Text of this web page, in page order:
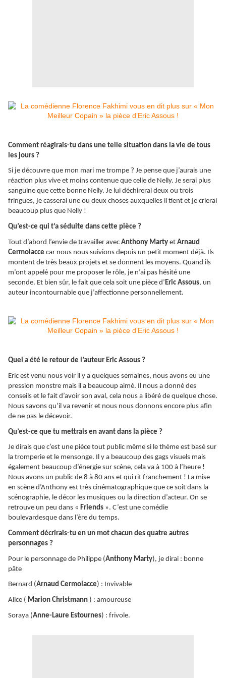
Comment réagirais-tu dans une telle situation dans la vie de tous
les jours ?
Si je découvre que mon mari me trompe ? Je pense que j’aurais une
réaction plus vive et moins contenue que celle de Nelly. Je serai plus
sanguine que cette bonne Nelly. Je lui déchirerai deux ou trois
fringues, je casserai une ou deux choses auxquelles il tient et je crierai
beaucoup plus que Nelly !
Qu’est-ce qui t’a séduite dans cette pièce ?
Tout d’abord l’envie de travailler avec Anthony Marty et Arnaud
Cermolacce car nous nous suivions depuis un petit moment déjà. Ils
montent de très beaux projets et se donnent les moyens. Quand ils
m’ont appelé pour me proposer le rôle, je n’ai pas hésité une
seconde. Et bien sûr, le fait que cela soit une pièce d’ Eric Assous, un
auteur incontournable que j’affectionne personnellement.
Quel a été le retour de l’auteur Eric Assous ?
Eric est venu nous voir il y a quelques semaines, nous avons eu une
pression monstre mais il a beaucoup aimé. Il nous a donné des
conseils et le fait d’avoir son aval, cela nous a libéré de quelque chose.
Nous savons qu’il va revenir et nous nous donnons encore plus afin
de ne pas le décevoir.
Qu’est-ce que tu mettrais en avant dans la pièce ?
Je dirais que c’est une pièce tout public même si le thème est basé sur
la tromperie et le mensonge. Il y a beaucoup des gags visuels mais
également beaucoup d’énergie sur scène, cela va à 100 à l’heure !
Nous avons un public de 8 à 80 ans et qui rit franchement ! La mise
en scène d’Anthony est très cinématographique que ce soit dans la
scénographie, le décor les musiques ou la direction d’acteur. On se
retrouve un peu dans « Friends ». C’est une comédie
boulevardesque dans l’ère du temps.
Comment décrirais-tu en un mot chacun des quatre autres
personnages ?
Pour le personnage de Philippe (Anthony Marty), je dirai : bonne
pâte
Bernard (Arnaud Cermolacce) : Invivable
Alice ( Marion Christmann ) : amoureuse
Soraya (Anne-Laure Estournes) : frivole.